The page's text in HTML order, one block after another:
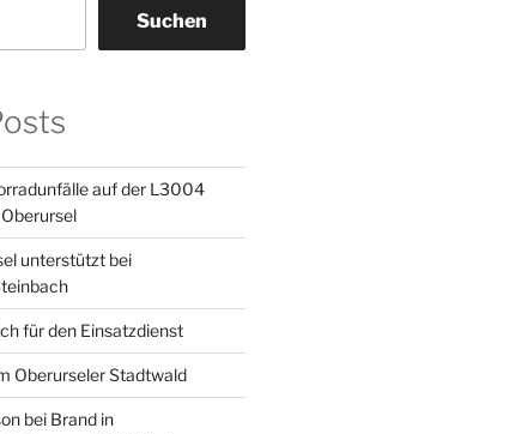
Suchen
auf der L3004
unterstützt bei
für den Einsatzdienst
Oberurseler Stadtwald
bei Brand in